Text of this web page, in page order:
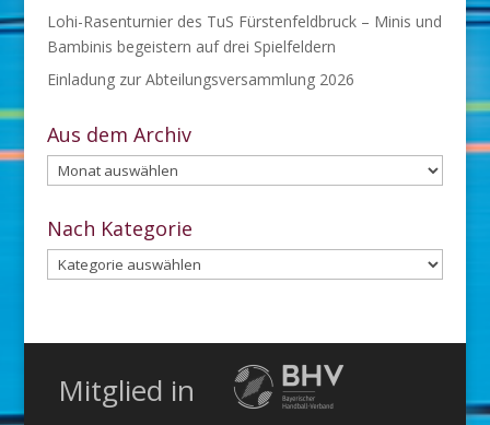
Lohi-Rasenturnier des TuS Fürstenfeldbruck – Minis und
Bambinis begeistern auf drei Spielfeldern
Einladung zur Abteilungsversammlung 2026
Aus dem Archiv
Aus
dem
Archiv
Nach Kategorie
Nach
Kategorie
Mitglied in